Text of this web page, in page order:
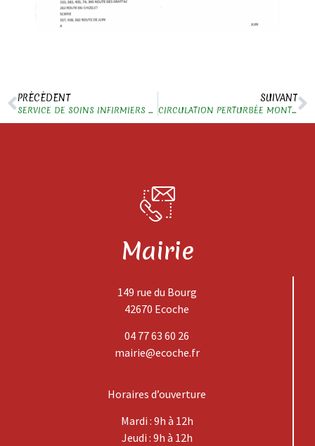
PRÉCÉDENT
SERVICE DE SOINS INFIRMIERS A DOMICILE (SSIAD BELMONT)
SUIVANT
CIRCULATION PERTURBÉE MONTÉE DE LA FOREST
Mairie
149 rue du Bourg
42670 Ecoche
04 77 63 60 26
mairie@ecoche.fr
Horaires d’ouverture
Mardi : 9h à 12h
Jeudi : 9h à 12h